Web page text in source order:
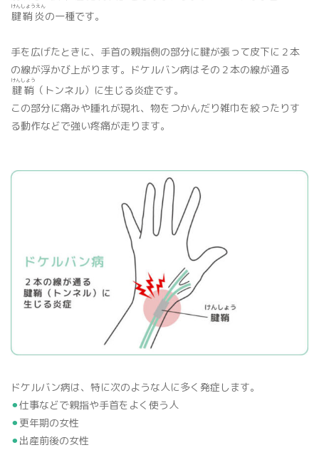
マイナンバー保険証利用について
腱鞘炎
けんしょうえん
の一種です。
手を広げたときに、手首の親指側の部分に腱が張って皮下に２本
の線が浮かび上がります。ドケルバン病はその２本の線が通る
腱鞘
けんしょう
（トンネル）に生じる炎症です。
この部分に痛みや腫れが現れ、物をつかんだり雑巾を絞ったりす
る動作などで強い疼痛が走ります。
ドケルバン病は、特に次のような人に多く発症します。
⚫︎仕事などで親指や手首をよく使う人
⚫︎ 更年期の女性
⚫︎ 出産前後の女性